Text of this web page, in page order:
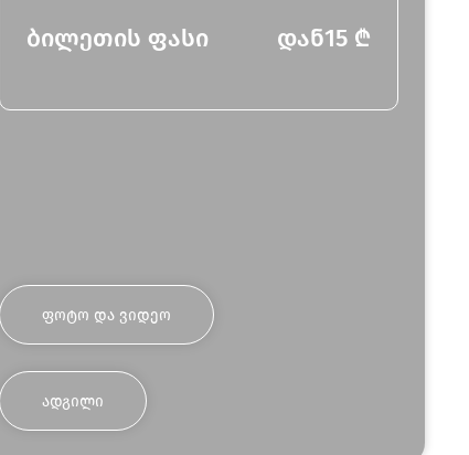
ბილეთის ფასი დან15 ₾
ᲤᲝᲢᲝ ᲓᲐ ᲕᲘᲓᲔᲝ
ᲐᲓᲒᲘᲚᲘ